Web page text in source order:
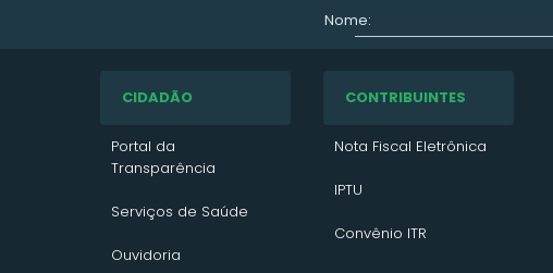
Nome:
CIDADÃO
Portal da
Transparência
Serviços de Saúde
Ouvidoria
CONTRIBUINTES
Nota Fiscal Eletrônica
IPTU
Convênio ITR